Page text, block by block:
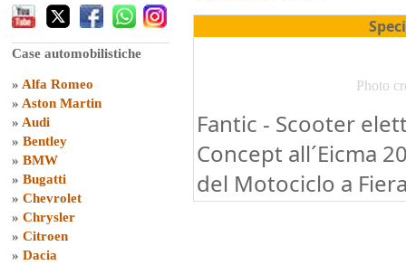
Case automobilistiche
» Alfa Romeo
» Aston Martin
» Audi
» Bentley
» BMW
» Bugatti
» Chevrolet
» Chrysler
» Citroen
» Dacia
Photo
Fantic - Scooter
Concept all´Eicma
del Motociclo a